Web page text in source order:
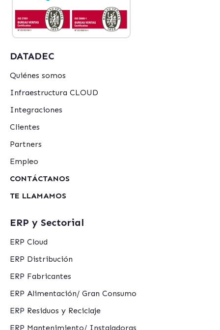
DATADEC
Quiénes somos
Infraestructura CLOUD
Integraciones
Clientes
Partners
Empleo
CONTÁCTANOS
TE LLAMAMOS
ERP y Sectorial
ERP Cloud
ERP Distribución
ERP Fabricantes
ERP Alimentación/ Gran Consumo
ERP Residuos y Reciclaje
ERP Mantenimiento/ Instaladoras